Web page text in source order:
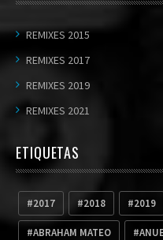
REMIXES 2015
REMIXES 2017
REMIXES 2019
REMIXES 2021
ETIQUETAS
2017 2018 2019
ABRAHAM MATEO